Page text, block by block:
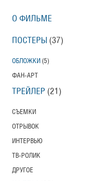
О ФИЛЬМЕ
ПОСТЕРЫ (37)
ОБЛОЖКИ (5)
ФАН-АРТ
ТРЕЙЛЕР (21)
СЪЕМКИ
ОТРЫВОК
ИНТЕРВЬЮ
ТВ-РОЛИК
ДРУГОЕ